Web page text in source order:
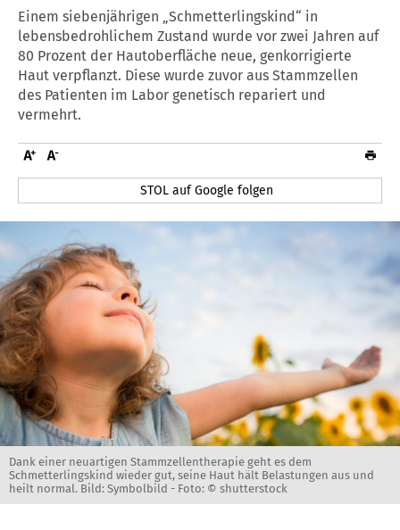
Einem siebenjährigen „Schmetterlingskind“ in
lebensbedrohlichem Zustand wurde vor zwei Jahren auf
80 Prozent der Hautoberfläche neue, genkorrigierte
Haut verpflanzt. Diese wurde zuvor aus Stammzellen
des Patienten im Labor genetisch repariert und
vermehrt.
STOL auf Google folgen
Dank einer neuartigen Stammzellentherapie geht es dem
Schmetterlingskind wieder gut, seine Haut hält Belastungen aus und
heilt normal. Bild: Symbolbild - Foto: © shutterstock